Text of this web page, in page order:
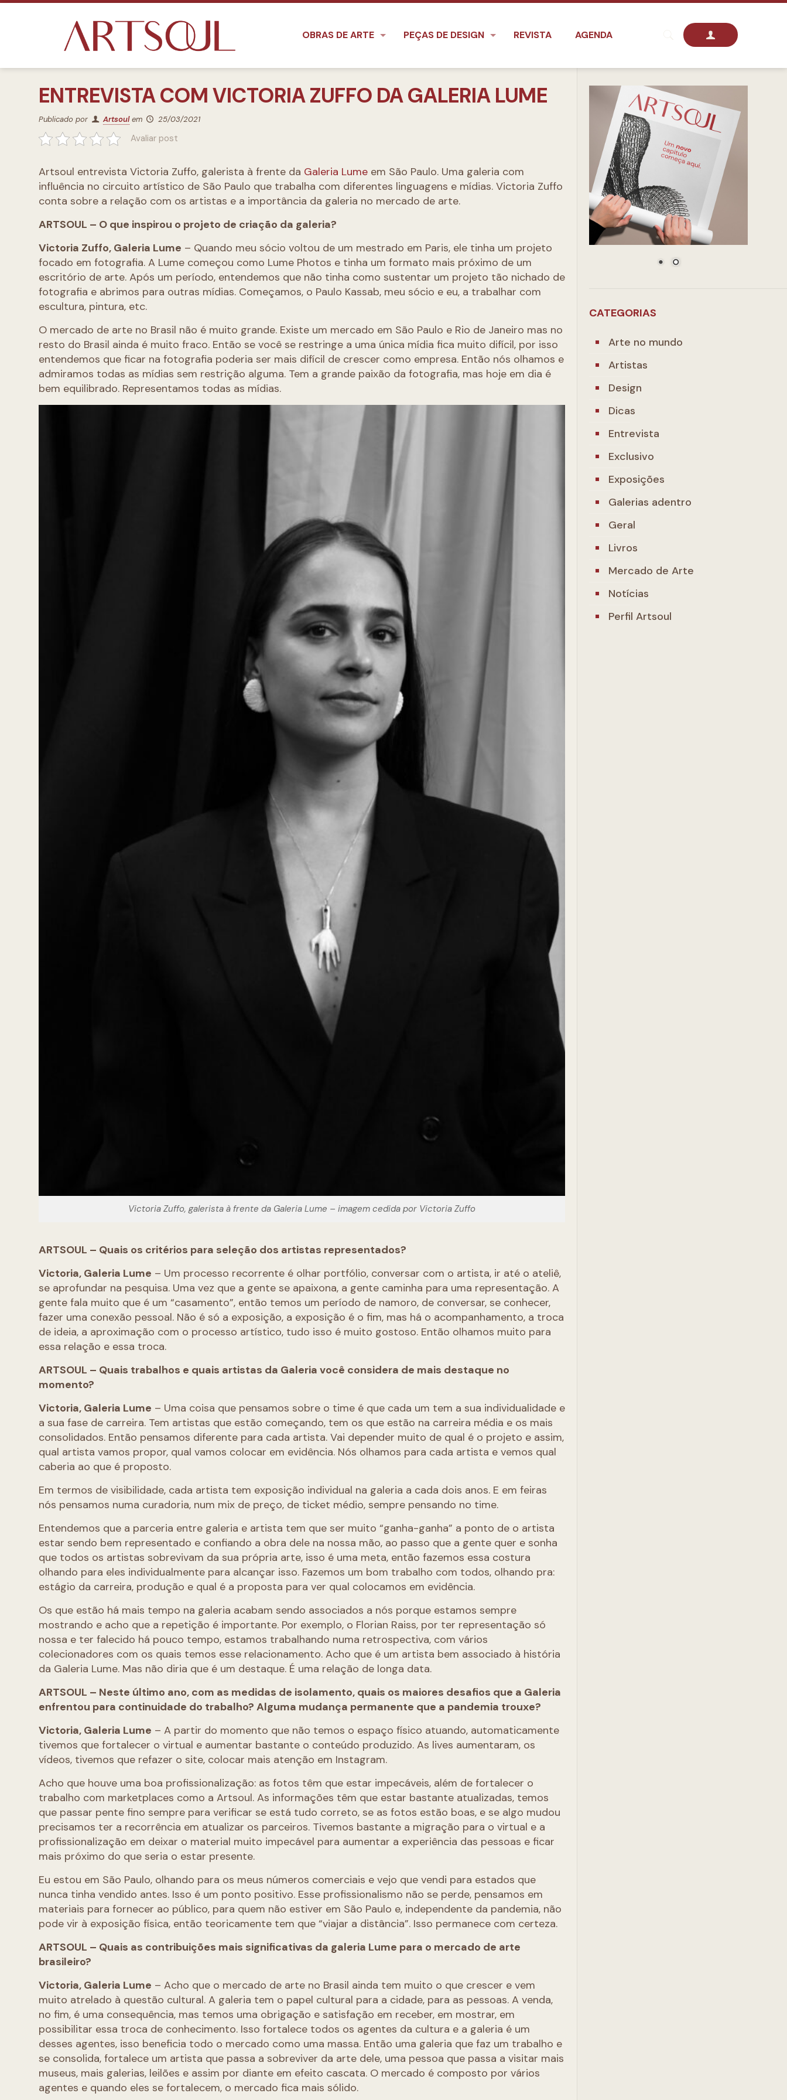
OBRAS DE ARTE PEÇAS DE DESIGN REVISTA AGENDA
ENTREVISTA COM VICTORIA ZUFFO DA GALERIA LUME
Publicado por Artsoul em 25/03/2021
Avaliar post
Artsoul entrevista Victoria Zuffo, galerista à frente da Galeria Lume em São Paulo. Uma galeria com
influência no circuito artístico de São Paulo que trabalha com diferentes linguagens e mídias. Victoria Zuffo
conta sobre a relação com os artistas e a importância da galeria no mercado de arte.
ARTSOUL – O que inspirou o projeto de criação da galeria?
Victoria Zuffo, Galeria Lume – Quando meu sócio voltou de um mestrado em Paris, ele tinha um projeto
focado em fotografia. A Lume começou como Lume Photos e tinha um formato mais próximo de um
escritório de arte. Após um período, entendemos que não tinha como sustentar um projeto tão nichado de
fotografia e abrimos para outras mídias. Começamos, o Paulo Kassab, meu sócio e eu, a trabalhar com
escultura, pintura, etc.
O mercado de arte no Brasil não é muito grande. Existe um mercado em São Paulo e Rio de Janeiro mas no
resto do Brasil ainda é muito fraco. Então se você se restringe a uma única mídia fica muito difícil, por isso
entendemos que ficar na fotografia poderia ser mais difícil de crescer como empresa. Então nós olhamos e
admiramos todas as mídias sem restrição alguma. Tem a grande paixão da fotografia, mas hoje em dia é
bem equilibrado. Representamos todas as mídias.
Victoria Zuffo, galerista à frente da Galeria Lume – imagem cedida por Victoria Zuffo
ARTSOUL – Quais os critérios para seleção dos artistas representados?
Victoria, Galeria Lume – Um processo recorrente é olhar portfólio, conversar com o artista, ir até o ateliê,
se aprofundar na pesquisa. Uma vez que a gente se apaixona, a gente caminha para uma representação. A
gente fala muito que é um “casamento”, então temos um período de namoro, de conversar, se conhecer,
fazer uma conexão pessoal. Não é só a exposição, a exposição é o fim, mas há o acompanhamento, a troca
de ideia, a aproximação com o processo artístico, tudo isso é muito gostoso. Então olhamos muito para
essa relação e essa troca.
ARTSOUL – Quais trabalhos e quais artistas da Galeria você considera de mais destaque no
momento?
Victoria, Galeria Lume – Uma coisa que pensamos sobre o time é que cada um tem a sua individualidade e
a sua fase de carreira. Tem artistas que estão começando, tem os que estão na carreira média e os mais
consolidados. Então pensamos diferente para cada artista. Vai depender muito de qual é o projeto e assim,
qual artista vamos propor, qual vamos colocar em evidência. Nós olhamos para cada artista e vemos qual
caberia ao que é proposto.
Em termos de visibilidade, cada artista tem exposição individual na galeria a cada dois anos. E em feiras
nós pensamos numa curadoria, num mix de preço, de ticket médio, sempre pensando no time.
Entendemos que a parceria entre galeria e artista tem que ser muito “ganha-ganha” a ponto de o artista
estar sendo bem representado e confiando a obra dele na nossa mão, ao passo que a gente quer e sonha
que todos os artistas sobrevivam da sua própria arte, isso é uma meta, então fazemos essa costura
olhando para eles individualmente para alcançar isso. Fazemos um bom trabalho com todos, olhando pra:
estágio da carreira, produção e qual é a proposta para ver qual colocamos em evidência.
Os que estão há mais tempo na galeria acabam sendo associados a nós porque estamos sempre
mostrando e acho que a repetição é importante. Por exemplo, o Florian Raiss, por ter representação só
nossa e ter falecido há pouco tempo, estamos trabalhando numa retrospectiva, com vários
colecionadores com os quais temos esse relacionamento. Acho que é um artista bem associado à história
da Galeria Lume. Mas não diria que é um destaque. É uma relação de longa data.
ARTSOUL – Neste último ano, com as medidas de isolamento, quais os maiores desafios que a Galeria
enfrentou para continuidade do trabalho? Alguma mudança permanente que a pandemia trouxe?
Victoria, Galeria Lume – A partir do momento que não temos o espaço físico atuando, automaticamente
tivemos que fortalecer o virtual e aumentar bastante o conteúdo produzido. As lives aumentaram, os
vídeos, tivemos que refazer o site, colocar mais atenção em Instagram.
Acho que houve uma boa profissionalização: as fotos têm que estar impecáveis, além de fortalecer o
trabalho com marketplaces como a Artsoul. As informações têm que estar bastante atualizadas, temos
que passar pente fino sempre para verificar se está tudo correto, se as fotos estão boas, e se algo mudou
precisamos ter a recorrência em atualizar os parceiros. Tivemos bastante a migração para o virtual e a
profissionalização em deixar o material muito impecável para aumentar a experiência das pessoas e ficar
mais próximo do que seria o estar presente.
Eu estou em São Paulo, olhando para os meus números comerciais e vejo que vendi para estados que
nunca tinha vendido antes. Isso é um ponto positivo. Esse profissionalismo não se perde, pensamos em
materiais para fornecer ao público, para quem não estiver em São Paulo e, independente da pandemia, não
pode vir à exposição física, então teoricamente tem que “viajar a distância”. Isso permanece com certeza.
ARTSOUL – Quais as contribuições mais significativas da galeria Lume para o mercado de arte
brasileiro?
Victoria, Galeria Lume – Acho que o mercado de arte no Brasil ainda tem muito o que crescer e vem
muito atrelado à questão cultural. A galeria tem o papel cultural para a cidade, para as pessoas. A venda,
no fim, é uma consequência, mas temos uma obrigação e satisfação em receber, em mostrar, em
possibilitar essa troca de conhecimento. Isso fortalece todos os agentes da cultura e a galeria é um
desses agentes, isso beneficia todo o mercado como uma massa. Então uma galeria que faz um trabalho e
se consolida, fortalece um artista que passa a sobreviver da arte dele, uma pessoa que passa a visitar mais
museus, mais galerias, leilões e assim por diante em efeito cascata. O mercado é composto por vários
agentes e quando eles se fortalecem, o mercado fica mais sólido.
CATEGORIAS
Arte no mundo
Artistas
Design
Dicas
Entrevista
Exclusivo
Exposições
Galerias adentro
Geral
Livros
Mercado de Arte
Notícias
Perfil Artsoul